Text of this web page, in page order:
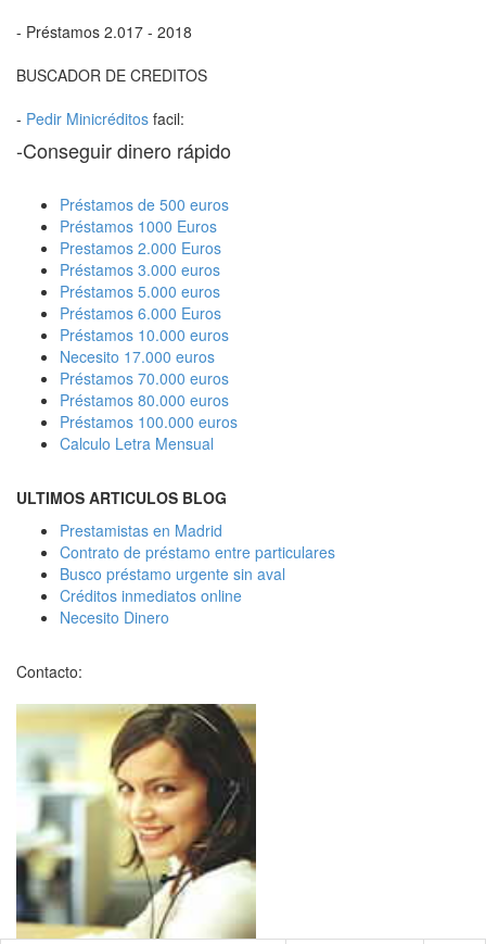
- Préstamos 2.017 - 2018
BUSCADOR DE CREDITOS
- Pedir Minicréditos facil:
-Conseguir dinero rápido
Préstamos de 500 euros
Préstamos 1000 Euros
Prestamos 2.000 Euros
Préstamos 3.000 euros
Préstamos 5.000 euros
Préstamos 6.000 Euros
Préstamos 10.000 euros
Necesito 17.000 euros
Préstamos 70.000 euros
Préstamos 80.000 euros
Préstamos 100.000 euros
Calculo Letra Mensual
ULTIMOS ARTICULOS BLOG
Prestamistas en Madrid
Contrato de préstamo entre particulares
Busco préstamo urgente sin aval
Créditos inmediatos online
Necesito Dinero
Contacto: